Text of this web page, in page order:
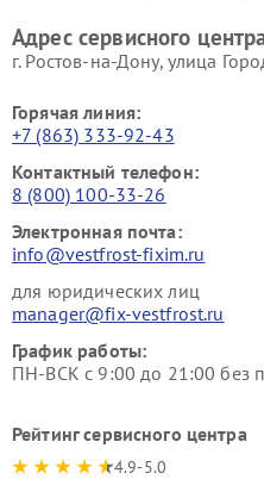
Адрес сервисного
г. Ростов-на-Дону, улица
Горячая линия:
+7 (863) 333-92-43
Контактный телефон:
8 (800) 100-33-26
Электронная почта:
info@vestfrost-fixim.ru
для юридических лиц
manager@fix-vestfrost.ru
График работы:
ПН-ВСК с 9:00 до 21:00 без
Рейтинг сервисного центра
4.9-5.0